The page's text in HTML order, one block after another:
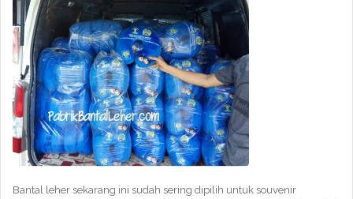
Bantal leher sekarang ini sudah sering dipilih untuk souvenir